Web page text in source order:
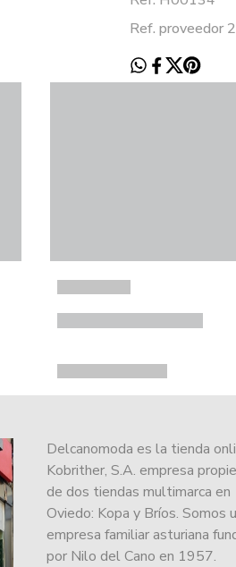
Ref. proveedor
Delcanomoda es la tienda
Kobrither, S.A. empresa
de dos tiendas multimarca en
Oviedo: Kopa y Bríos. Somos
empresa familiar asturiana
por Nilo del Cano en 1957.